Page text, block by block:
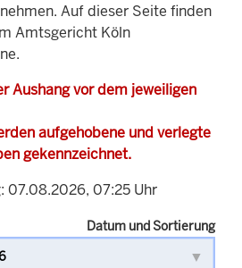
Auf dieser Seite finden
Amtsgericht Köln
Aushang vor dem jeweiligen
aufgehobene und verlegte
gekennzeichnet.
07.08.2026, 07:25 Uhr
Datum und Sortierung